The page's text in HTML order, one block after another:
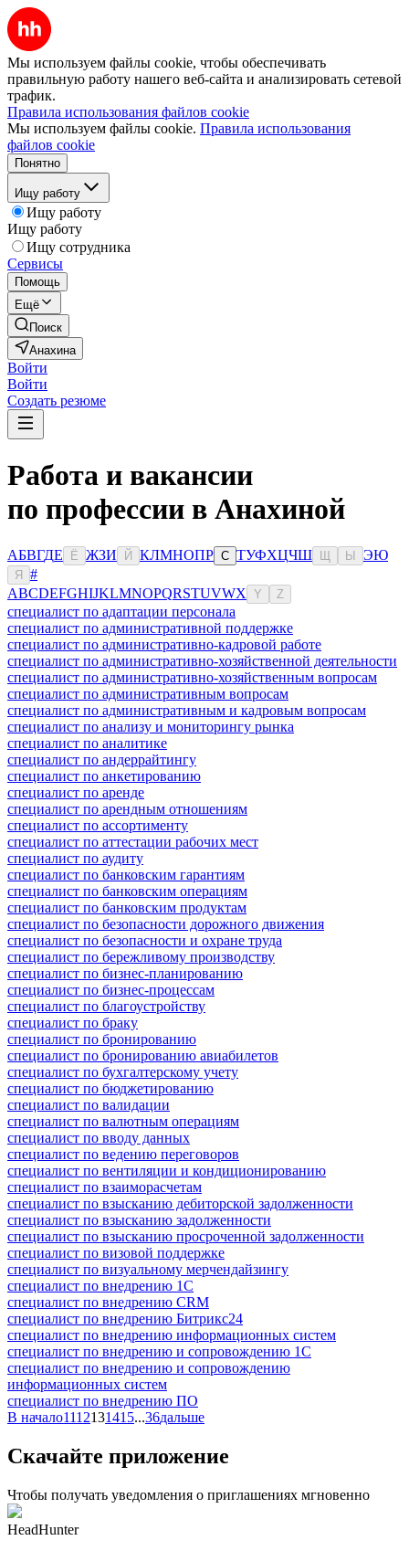
Мы используем файлы cookie, чтобы обеспечивать
правильную работу нашего веб-сайта и анализировать сетевой
трафик.
Правила использования файлов cookie
Мы используем файлы cookie. Правила использования
файлов cookie
Понятно
Ищу работу
Ищу работу
Ищу работу
Ищу сотрудника
Сервисы
Помощь
Ещё
Поиск
Анахина
Войти
Войти
Создать резюме
Работа и вакансии
по профессии в Анахиной
АБВГДЕ Ё ЖЗИ Й КЛМНОПР С ТУФХЦЧШ Ы ЭЮ
Я
#
ABCDEFGHIJKLMNOPQRSTUVWX Y Z
специалист по адаптации персонала
специалист по административной поддержке
специалист по административно-кадровой работе
специалист по административно-хозяйственной деятельности
специалист по административно-хозяйственным вопросам
специалист по административным вопросам
специалист по административным и кадровым вопросам
специалист по анализу и мониторингу рынка
специалист по аналитике
специалист по андеррайтингу
специалист по анкетированию
специалист по аренде
специалист по арендным отношениям
специалист по ассортименту
специалист по аттестации рабочих мест
специалист по аудиту
специалист по банковским гарантиям
специалист по банковским операциям
специалист по банковским продуктам
специалист по безопасности дорожного движения
специалист по безопасности и охране труда
специалист по бережливому производству
специалист по бизнес-планированию
специалист по бизнес-процессам
специалист по благоустройству
специалист по браку
специалист по бронированию
специалист по бронированию авиабилетов
специалист по бухгалтерскому учету
специалист по бюджетированию
специалист по валидации
специалист по валютным операциям
специалист по вводу данных
специалист по ведению переговоров
специалист по вентиляции и кондиционированию
специалист по взаиморасчетам
специалист по взысканию дебиторской задолженности
специалист по взысканию задолженности
специалист по взысканию просроченной задолженности
специалист по визовой поддержке
специалист по визуальному мерчендайзингу
специалист по внедрению 1С
специалист по внедрению CRM
специалист по внедрению Битрикс24
специалист по внедрению информационных систем
специалист по внедрению и сопровождению 1С
специалист по внедрению и сопровождению
информационных систем
специалист по внедрению ПО
В начало1112131415...36дальше
Скачайте приложение
Чтобы получать уведомления о приглашениях мгновенно
HeadHunter